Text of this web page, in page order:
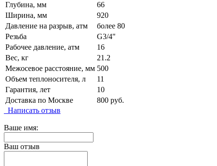
Глубина, мм
66
Ширина, мм
920
Давление на разрыв, атм
более 80
Резьба
G3/4"
Рабочее давление, атм
16
Вес, кг
21.2
Межосевое расстояние, мм 500
Объем теплоносителя, л
11
Гарантия, лет
10
Доставка по Москве
800 руб.
Написать отзыв
Ваше имя:
Ваш отзыв